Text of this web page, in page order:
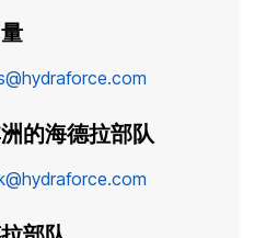
的海德拉部队